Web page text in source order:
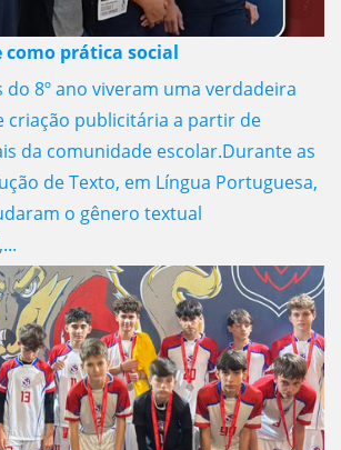
como prática social
do 8º ano viveram uma verdadeira
criação publicitária a partir de
da comunidade escolar.Durante as
de Texto, em Língua Portuguesa,
o gênero textual